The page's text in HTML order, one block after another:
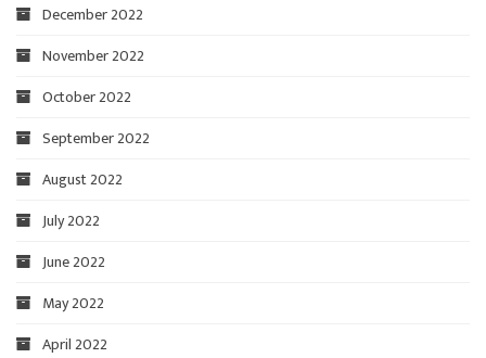
December 2022
November 2022
October 2022
September 2022
August 2022
July 2022
June 2022
May 2022
April 2022